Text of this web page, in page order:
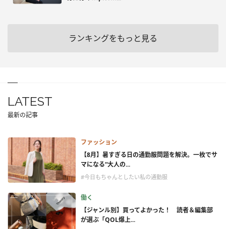
ランキングをもっと見る
LATEST
最新の記事
ファッション
【8月】暑すぎる日の通勤服問題を解決。一枚でサ
マになる“大人の...
#今日もちゃんとしたい私の通勤服
働く
【ジャンル別】買ってよかった！ 読者＆編集部
が選ぶ「QOL爆上...